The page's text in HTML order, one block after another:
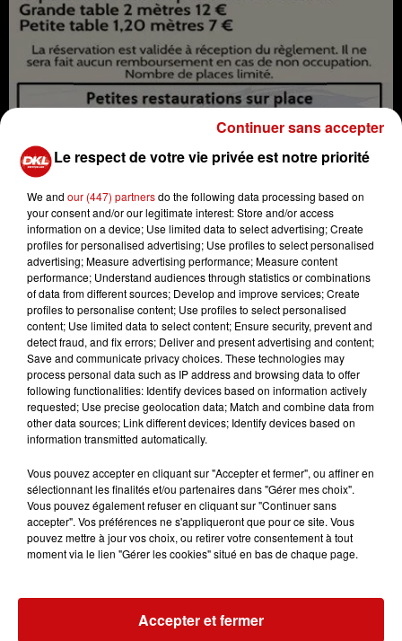
Bourse Puériculture
Crédit :Bourse Puériculture
Ajouter à votre calendrier
Date
du4 novembre 2023 à 10h00
au4 novembre 2023 à 16h00
Payant
7€-12€
Le respect de votre vie privée est notre priorité
We and our (447) partnersdo the following data processing based on
your consent and/or our legitimate interest: Store and/or access
information on a device; Use limited data to select advertising; Create
profiles for personalised advertising; Use profiles to select personalised
advertising; Measure advertising performance; Measure content
performance; Understand audiences through statistics or combinations
of data from different sources; Develop and improve services; Create
profiles to personalise content; Use profiles to select personalised
content; Use limited data to select content; Ensure security, prevent and
detect fraud, and fix errors; Deliver and present advertising and content;
Save and communicate privacy choices. These technologies may
process personal data such as IP address and browsing data to offer
following functionalities: Identify devices based on information actively
requested; Use precise geolocation data; Match and combine data from
other data sources; Link different devices; Identify devices based on
information transmitted automatically.
Vous pouvez accepter en cliquant sur "Accepter et fermer", ou affiner en
sélectionnant les finalités et/ou partenaires dans "Gérer mes choix".
Vous pouvez également refuser en cliquant sur "Continuer sans
accepter". Vos préférences ne s'appliqueront que pour ce site. Vous
pouvez mettre à jour vos choix, ou retirer votre consentement à tout
moment via le lien "Gérer les cookies" situé en bas de chaque page.
Accepter et fermer
Continuer sans accepter